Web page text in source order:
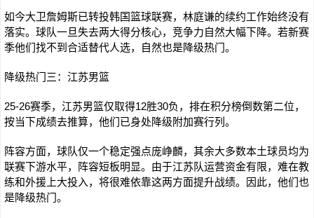
如今大卫詹姆斯已转投韩国篮球联赛，林庭谦的续约工作始终没有
落实。球队一旦失去两大得分核心，竞争力自然大幅下降。若新赛
季他们找不到合适替代人选，自然也是降级热门。
降级热门三：江苏男篮
25-26赛季，江苏男篮仅取得12胜30负，排在积分榜倒数第二位，
按当下成绩去推算，他们已身处降级附加赛行列。
阵容方面，球队仅一个稳定强点庞峥麟，其余大多数本土球员均为
联赛下游水平，阵容短板明显。由于江苏队运营资金有限，难在教
练和外援上大投入，将很难依靠这两方面提升战绩。因此，他们也
是降级热门。